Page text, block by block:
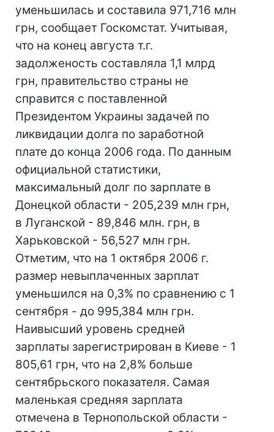
уменьшилась и составила 971,716 млн
грн, сообщает Госкомстат. Учитывая,
что на конец августа т.г.
задолженость составляла 1,1 млрд
грн, правительство страны не
справится с поставленной
Президентом Украины задачей по
ликвидации долга по заработной
плате до конца 2006 года. По данным
официальной статистики,
максимальный долг по зарплате в
Донецкой области - 205,239 млн грн,
в Луганской - 89,846 млн. грн, в
Харьковской - 56,527 млн грн.
Отметим, что на 1 октября 2006 г.
размер невыплаченных зарплат
уменьшился на 0,3% по сравнению с 1
сентября - до 995,384 млн грн.
Наивысший уровень средней
зарплаты зарегистрирован в Киеве - 1
805,61 грн, что на 2,8% больше
сентябрьского показателя. Самая
маленькая средняя зарплата
отмечена в Тернопольской области -